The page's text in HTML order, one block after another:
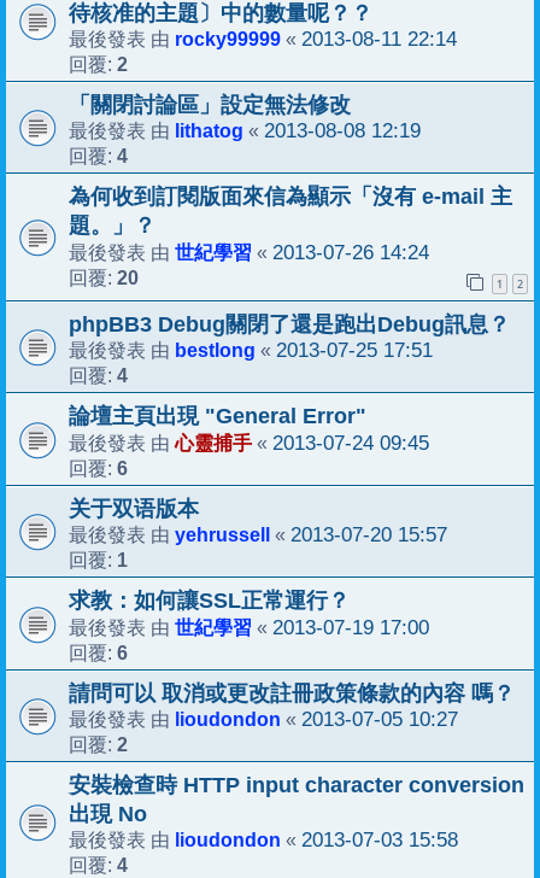
待核准的主題〕中的數量呢？？
最後發表 由 rocky99999 « 2013-08-11 22:14
回覆: 2
「關閉討論區」設定無法修改
最後發表 由 lithatog « 2013-08-08 12:19
回覆: 4
為何收到訂閱版面來信為顯示「沒有 e-mail 主
題。」？
最後發表 由 世紀學習 « 2013-07-26 14:24
回覆: 20 1 2
phpBB3 Debug關閉了還是跑出Debug訊息？
最後發表 由 bestlong « 2013-07-25 17:51
回覆: 4
論壇主頁出現 "General Error"
最後發表 由心靈捕手 « 2013-07-24 09:45
回覆: 6
关于双语版本
最後發表 由 yehrussell « 2013-07-20 15:57
回覆: 1
求教：如何讓SSL正常運行？
最後發表 由 世紀學習 « 2013-07-19 17:00
回覆: 6
請問可以 取消或更改註冊政策條款的內容 嗎？
最後發表 由 lioudondon « 2013-07-05 10:27
回覆: 2
安裝檢查時 HTTP input character conversion
出現 No
最後發表 由 lioudondon « 2013-07-03 15:58
回覆: 4